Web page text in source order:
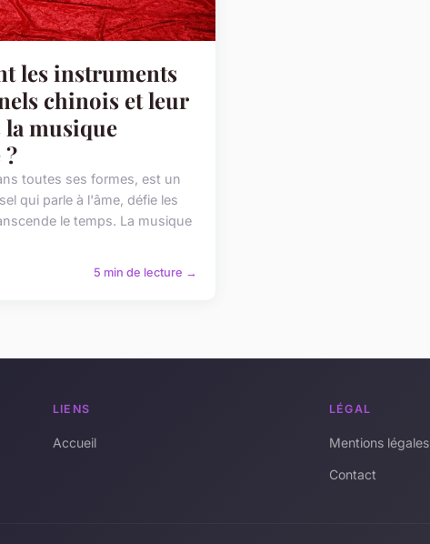
les instruments
chinois et leur
la musique
?
toutes ses formes, est un
qui parle à l'âme, défie les
le temps. La musique
5 min de lecture →
LIENS
Accueil
LÉGAL
Mentions légales
Contact